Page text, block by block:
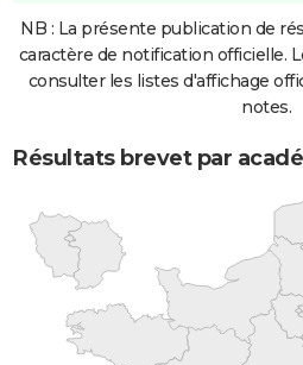
NB : La présente publication de
caractère de notification officielle.
consulter les listes d'affichage
notes.
Résultats brevet par